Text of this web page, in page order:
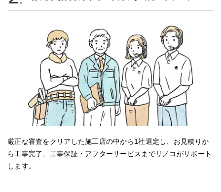
厳正な審査をクリアした施工店の中から1社選定し、お見積りか
ら工事完了、工事保証・アフターサービスまでリノコがサポート
します。